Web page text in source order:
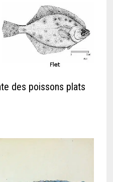
des poissons plats